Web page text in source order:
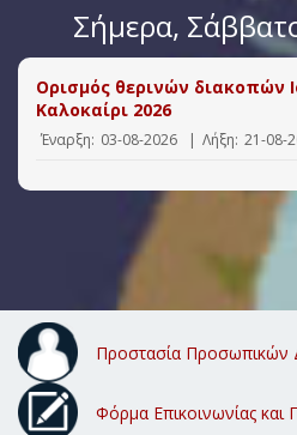
Σήμερα,
Ορισμός θερινών διακοπών
Καλοκαίρι 2026
Έναρξη: 03-08-2026 | Λήξη: 21-08-
Προστασία Προσωπικών
Φόρμα Επικοινωνίας